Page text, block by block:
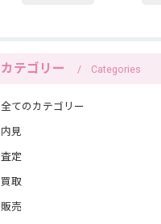
カテゴリー Categories
全てのカテゴリー
内見
査定
買取
販売